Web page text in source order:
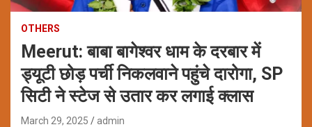
OTHERS
Meerut: बाबा बागेश्वर धाम के दरबार में
ड्यूटी छोड़ पर्ची निकलवाने पहुंचे दारोगा, SP
सिटी ने स्टेज से उतार कर लगाई क्लास
March 29, 2025 admin